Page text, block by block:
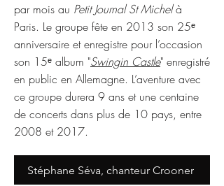
par mois au Petit Journal St Michelà
Paris. Le groupe fête en 2013 son 25ᵉ
anniversaire et enregistre pour l’occasion
son 15ᵉ album "Swingin Castle" enregistré
en public en Allemagne. L’aventure avec
ce groupe durera 9 ans et une centaine
de concerts dans plus de 10 pays, entre
2008 et 2017.
Stéphane Séva, chanteur Crooner